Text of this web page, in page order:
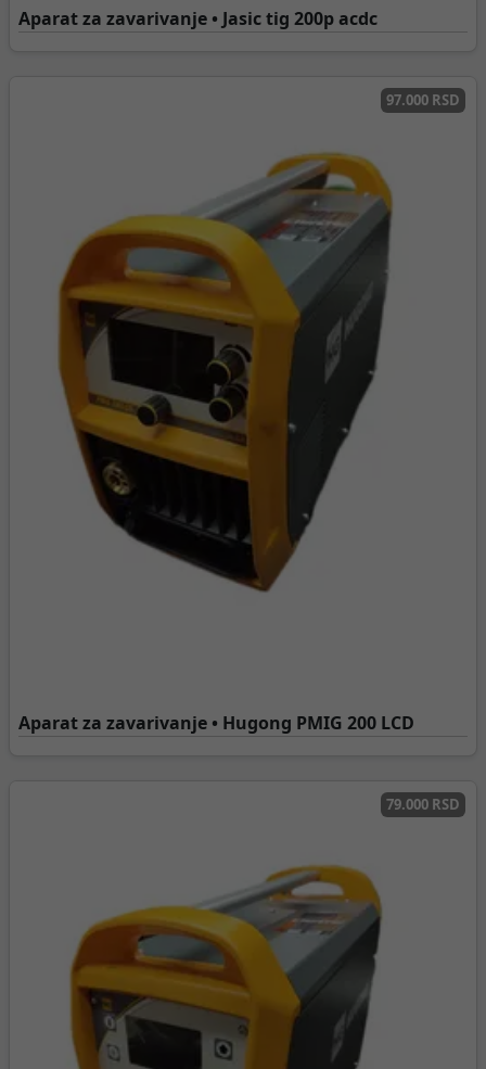
Aparat za zavarivanje • Jasic tig 200p acdc
97.000 RSD
Aparat za zavarivanje • Hugong PMIG 200 LCD
79.000 RSD